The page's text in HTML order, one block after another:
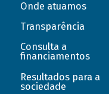
Onde atuamos
Transparência
Consulta a
financiamentos
Resultados para a
sociedade